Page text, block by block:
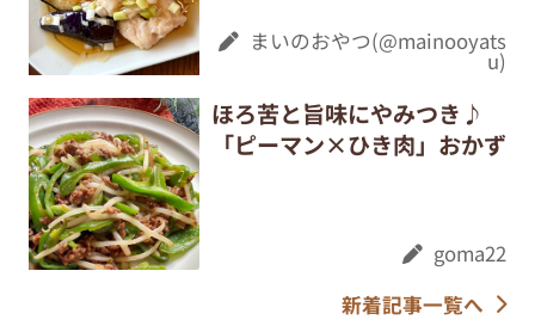
まいのおやつ(@mainooyats
u)
ほろ苦と旨味にやみつき♪
「ピーマン×ひき肉」おかず
goma22
新着記事一覧へ